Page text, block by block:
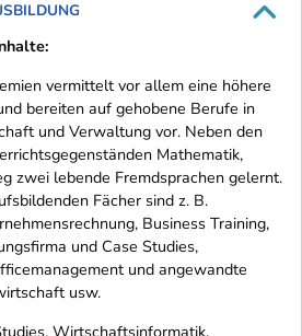
vermittelt vor allem eine höhere
bereiten auf gehobene Berufe in
und Verwaltung vor. Neben den
Mathematik,
zwei lebende Fremdsprachen gelernt.
Fächer sind z. B.
Business Training,
und Case Studies,
und angewandte
usw.